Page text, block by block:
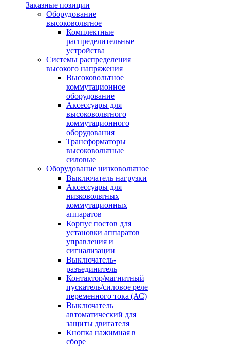
Заказные позиции
Оборудование
высоковольтное
Комплектные
распределительные
устройства
Системы распределения
высокого напряжения
Высоковольтное
коммутационное
оборудование
Аксессуары для
высоковольтного
коммутационного
оборудования
Трансформаторы
высоковольтные
силовые
Оборудование низковольтное
Выключатель нагрузки
Аксессуары для
низковольтных
коммутационных
аппаратов
Корпус постов для
установки аппаратов
управления и
сигнализации
Выключатель-
разъединитель
Контактор/магнитный
пускатель/силовое реле
переменного тока (АС)
Выключатель
автоматический для
защиты двигателя
Кнопка нажимная в
сборе